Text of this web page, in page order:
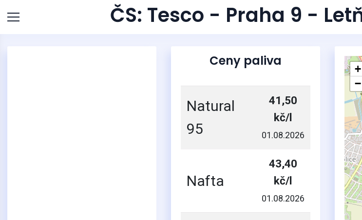
ČS: Tesco - Praha 9 -
Ceny paliva
Natural
95
41,50
kč/l
01.08.2026
Nafta
43,40
kč/l
01.08.2026
+
−